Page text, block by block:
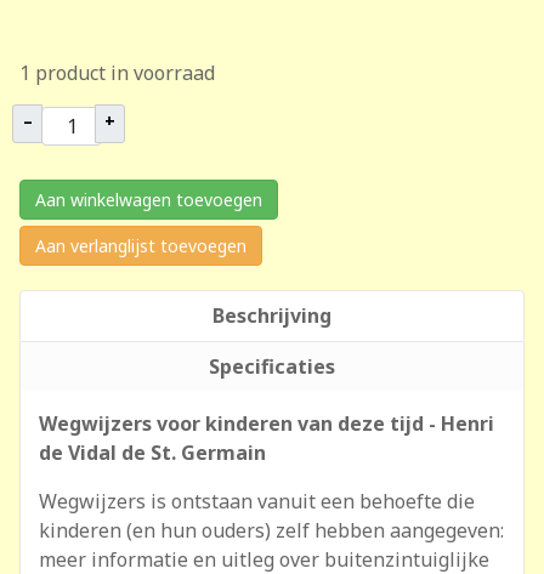
1 product in voorraad
– +
Aan winkelwagen toevoegen
Aan verlanglijst toevoegen
Beschrijving
Specificaties
Wegwijzers voor kinderen van deze tijd - Henri
de Vidal de St. Germain
Wegwijzers is ontstaan vanuit een behoefte die
kinderen (en hun ouders) zelf hebben aangegeven:
meer informatie en uitleg over buitenzintuiglijke